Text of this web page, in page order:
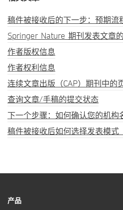
稿件被接收后的下一步：预期流
Springer Nature 期刊发表文章
作者版权信息
作者权利信息
连续文章出版（CAP）期刊中的
查询文章/手稿的提交状态
下一个步骤：如何确认您的机构
稿件被接收后如何选择发表模式
产品